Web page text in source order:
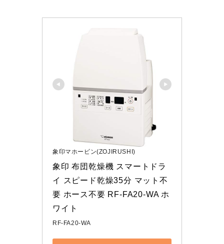
象印マホービン(ZOJIRUSHI)
象印 布団乾燥機 スマートドラ
イ スピード乾燥35分 マット不
要 ホース不要 RF-FA20-WA ホ
ワイト
RF-FA20-WA